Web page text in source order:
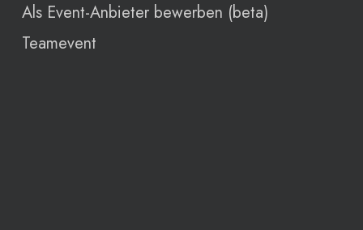
Als Event-Anbieter bewerben (beta)
Teamevent